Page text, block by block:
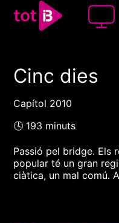
00:00 00:00
Cinc dies
Capítol 2010
🕓 193 minuts
Passió pel bridge. Els
popular té un gran
ciàtica, un mal comú.